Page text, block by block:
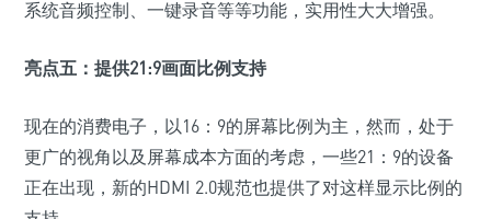
系统音频控制、一键录音等等功能，实用性大大增强。
亮点五：提供21:9画面比例支持
现在的消费电子，以16：9的屏幕比例为主，然而，处于
更广的视角以及屏幕成本方面的考虑，一些21：9的设备
正在出现，新的HDMI 2.0规范也提供了对这样显示比例的